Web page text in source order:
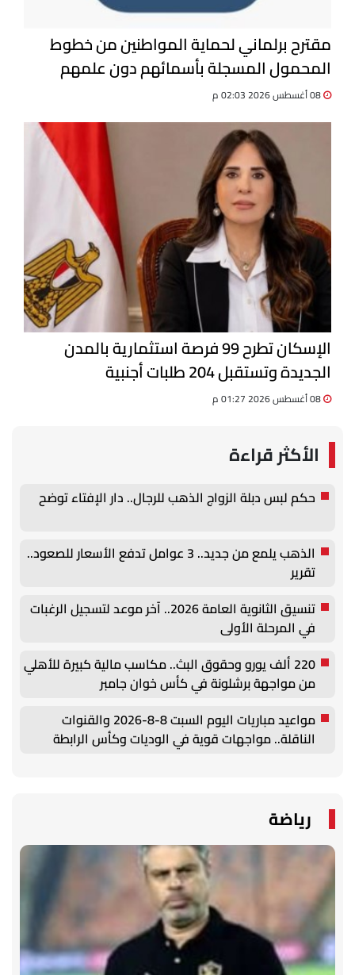
مقترح برلماني لحماية المواطنين من خطوط
المحمول المسجلة بأسمائهم دون علمهم
الإسكان تطرح 99 فرصة استثمارية بالمدن
الجديدة وتستقبل 204 طلبات أجنبية
الأكثر قراءة
حكم لبس دبلة الزواج الذهب للرجال.. دار الإفتاء توضح
الذهب يلمع من جديد.. 3 عوامل تدفع الأسعار للصعود..
تقرير
تنسيق الثانوية العامة 2026.. آخر موعد لتسجيل الرغبات
في المرحلة الأولى
220 ألف يورو وحقوق البث.. مكاسب مالية كبيرة للأهلي
من مواجهة برشلونة في كأس خوان جامبر
مواعيد مباريات اليوم السبت 8-8-2026 والقنوات
الناقلة.. مواجهات قوية في الوديات وكأس الرابطة
رياضة